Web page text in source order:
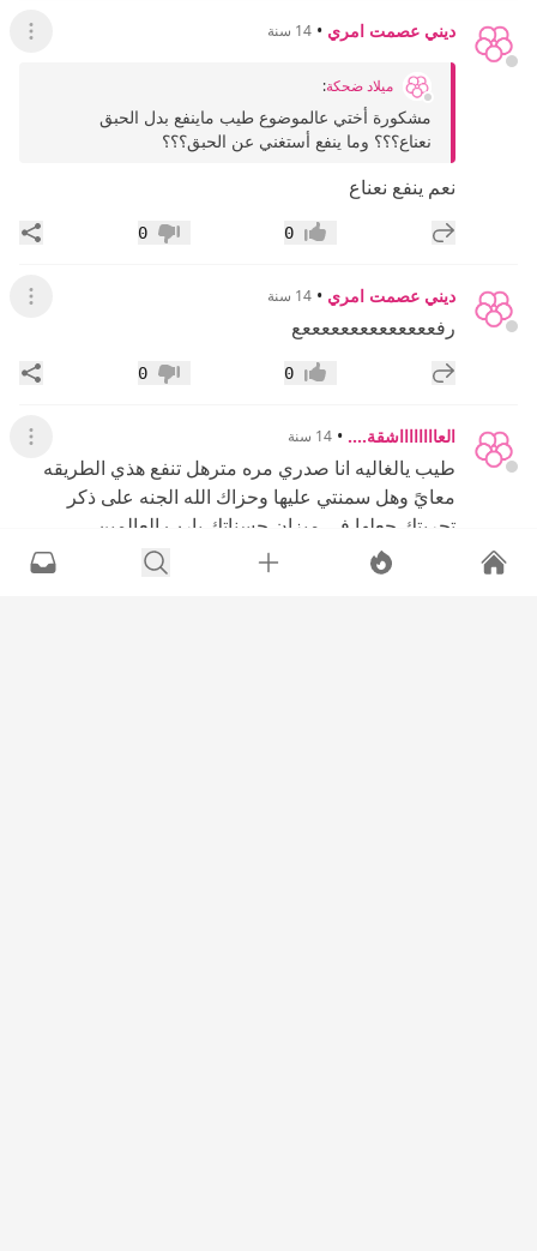
ديني عصمت امري • 14 سنة عرض
ميلاد ضحكة:
مشكورة أختي عالموضوع طيب ماينفع بدل الحبق
نعناع؟؟؟ وما ينفع أستغني عن الحبق؟؟؟
نعم ينفع نعناع
إضافة رد جديد إعجاب0 عدم إعجاب
0
ديني عصمت امري • 14 سنة عرض
رفععععععععععععععع
إضافة رد جديد إعجاب0 عدم إعجاب
0
العااااااااشقة.... • 14 سنة عرض
طيب يالغاليه انا صدري مره مترهل تنفع هذي الطريقه
معايً وهل سمنتي عليها وحزاك الله الجنه على ذكر
تجربتك جعلها في ميزان حسناتك يارب العالمين
إضافة رد جديد عدم إعجاب
0